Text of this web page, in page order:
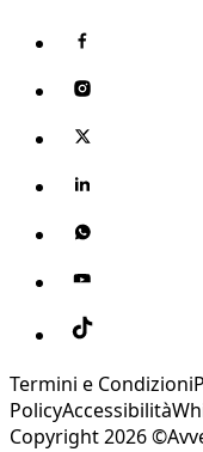
Termini e Condizioni
PolicyAccessibilità
Copyright 2026